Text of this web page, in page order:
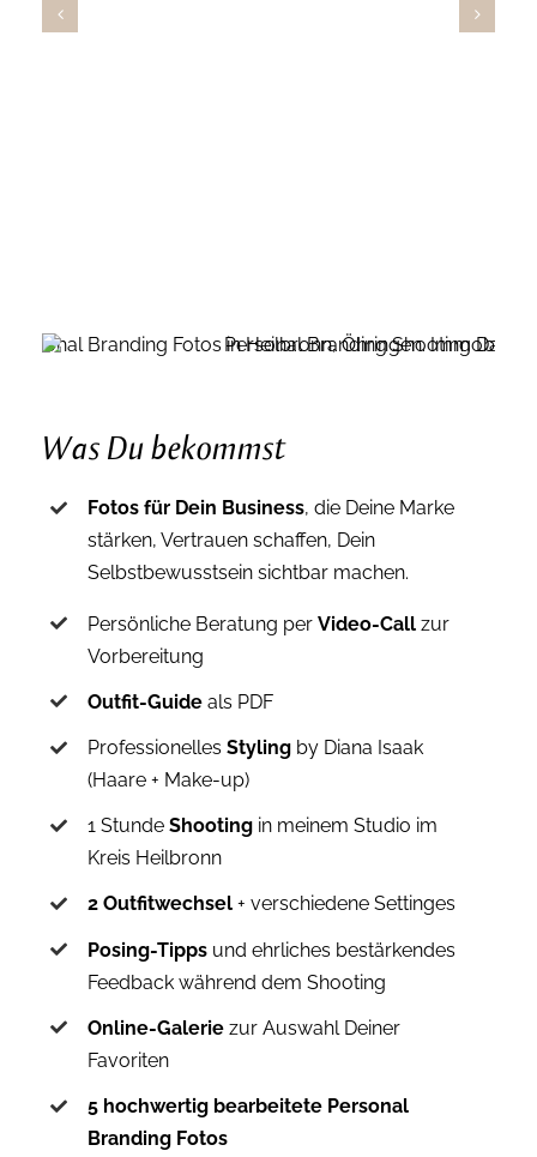
Was Du bekommst
Fotos für Dein Business, die Deine Marke
stärken, Vertrauen schaffen, Dein
Selbstbewusstsein sichtbar machen.
Persönliche Beratung perVideo-Call zur
Vorbereitung
Outfit-Guide als PDF
ProfessionellesStyling by Diana Isaak
(Haare + Make-up)
1 StundeShooting in meinem Studio im
Kreis Heilbronn
2 Outfitwechsel + verschiedene Settinges
Posing-Tipps und ehrliches bestärkendes
Feedback während dem Shooting
Online-Galerie zur Auswahl Deiner
Favoriten
5 hochwertig bearbeitete Personal
Branding Fotos